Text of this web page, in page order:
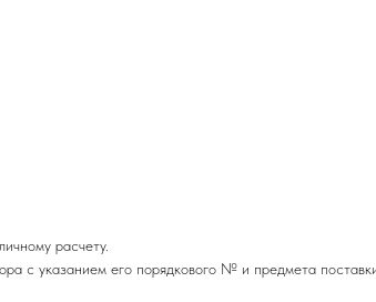
расчету.
с указанием его порядкового № и предмета